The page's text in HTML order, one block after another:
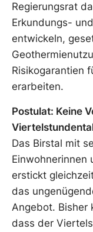
Regierungsrat
Erkundungs-
entwickeln,
Risikogarantien
erarbeiten.
Postulat: Keine
Das Birstal mit
Einwohnerinnen
erstickt
das
Angebot. Bisher
dass der